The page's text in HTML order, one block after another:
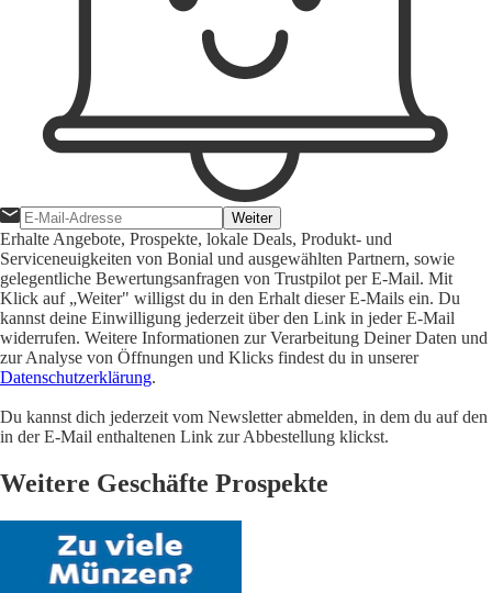
Weiter
Erhalte Angebote, Prospekte, lokale Deals, Produkt- und
Serviceneuigkeiten von Bonial und ausgewählten Partnern, sowie
gelegentliche Bewertungsanfragen von Trustpilot per E-Mail. Mit
Klick auf „Weiter" willigst du in den Erhalt dieser E-Mails ein. Du
kannst deine Einwilligung jederzeit über den Link in jeder E-Mail
widerrufen. Weitere Informationen zur Verarbeitung Deiner Daten und
zur Analyse von Öffnungen und Klicks findest du in unserer
Datenschutzerklärung.
Du kannst dich jederzeit vom Newsletter abmelden, in dem du auf den
in der E-Mail enthaltenen Link zur Abbestellung klickst.
Weitere Geschäfte Prospekte